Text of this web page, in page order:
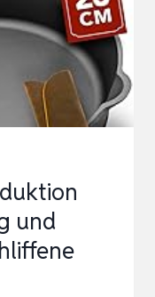
und